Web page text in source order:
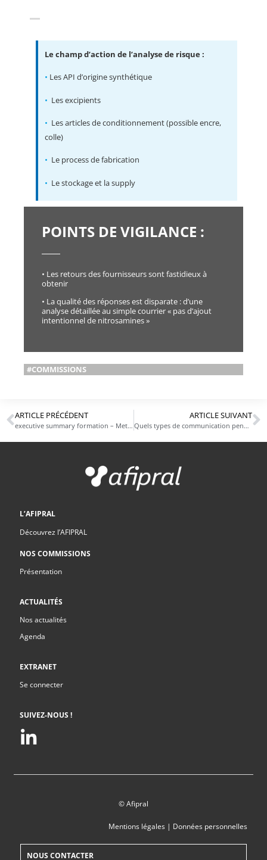
Le champ d’action de l’analyse de risque :
• Les API d’origine synthétique
• Les excipients
• Les articles de conditionnement (possible encre,
colle)
• Le process de fabrication
• Le stockage et la supply
POINTS DE VIGILANCE :
• Les retours des fournisseurs sont fastidieux à
obtenir
• La qualité des réponses est disparate : d’une
analyse détaillée au simple courrier « pas d’ajout
intentionnel de nitrosamines »
#COMMISSIONS
ARTICLE PRÉCÉDENT
executive summary formation – Mettre en place la réforme la formation auprès de tous les collaborateurs
ARTICLE SUIVANT
Quels types de communication pendant la crise COVID-19 dans les Industries de Santé ?
L’AFIPRAL
Découvrez l’AFIPRAL
NOS COMMISSIONS
Présentation
ACTUALITÉS
Nos actualités
Agenda
EXTRANET
Se connecter
SUIVEZ-NOUS !
© Afipral
Mentions légales| Données personnelles
NOUS CONTACTER